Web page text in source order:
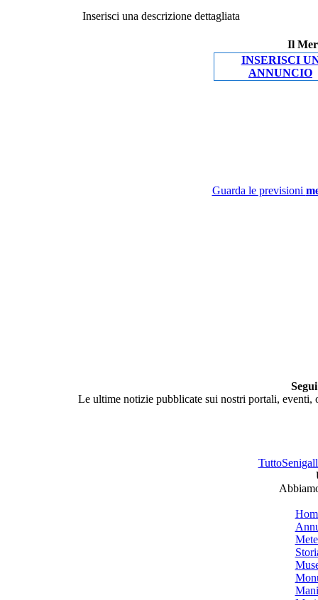
Inserisci una descrizione dettagliata
Il
INSERISCI
ANNUNCIO
Guarda le previsioni
Le ultime notizie pubblicate sui nostri portali,